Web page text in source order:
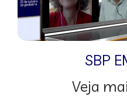
SBP
Veja